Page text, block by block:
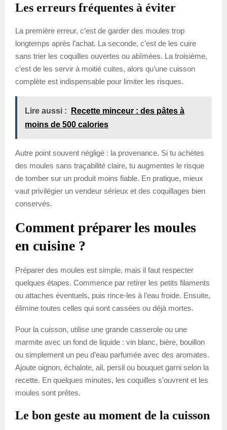
Les erreurs fréquentes à éviter
La première erreur, c’est de garder des moules trop
longtemps après l’achat. La seconde, c’est de les cuire
sans trier les coquilles ouvertes ou abîmées. La troisième,
c’est de les servir à moitié cuites, alors qu’une cuisson
complète est indispensable pour limiter les risques.
Lire aussi :
Recette minceur : des pâtes à
moins de 500 calories
Autre point souvent négligé : la provenance. Si tu achètes
des moules sans traçabilité claire, tu augmentes le risque
de tomber sur un produit moins fiable. En pratique, mieux
vaut privilégier un vendeur sérieux et des coquillages bien
conservés.
Comment préparer les moules
en cuisine ?
Préparer des moules est simple, mais il faut respecter
quelques étapes. Commence par retirer les petits filaments
ou attaches éventuels, puis rince-les à l’eau froide. Ensuite,
élimine toutes celles qui sont cassées ou déjà mortes.
Pour la cuisson, utilise une grande casserole ou une
marmite avec un fond de liquide : vin blanc, bière, bouillon
ou simplement un peu d’eau parfumée avec des aromates.
Ajoute oignon, échalote, ail, persil ou bouquet garni selon la
recette. En quelques minutes, les coquilles s’ouvrent et les
moules sont prêtes.
Le bon geste au moment de la cuisson